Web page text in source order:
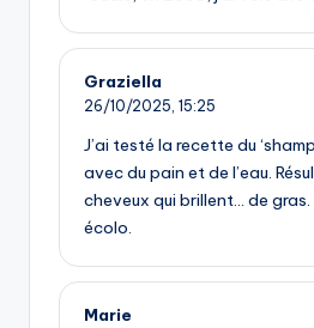
Graziella
26/10/2025, 15:25
J’ai testé la recette du
avec du pain et de l’eau.
cheveux qui brillent… de gras.
écolo.
Marie